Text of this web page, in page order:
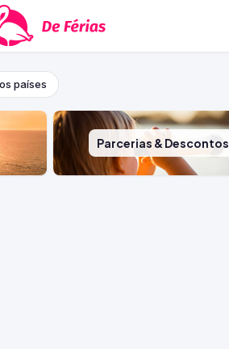
países
Parcerias & Descontos